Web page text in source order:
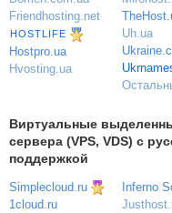
Friendhosting.net
HOSTLIFE
Hostpro.ua
Hvosting.ua
Uh.ua
Виртуальные
сервера (VPS, VDS) с
поддержкой
Simplecloud.ru
1cloud.ru
Inferno